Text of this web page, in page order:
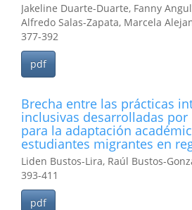
Jakeline Duarte-Duarte, Fanny
Alfredo Salas-Zapata, Marcela
377-392
pdf
Brecha entre las prácticas
inclusivas desarrolladas por
para la adaptación
estudiantes migrantes en
Liden Bustos-Lira, Raúl Bustos-
393-411
pdf